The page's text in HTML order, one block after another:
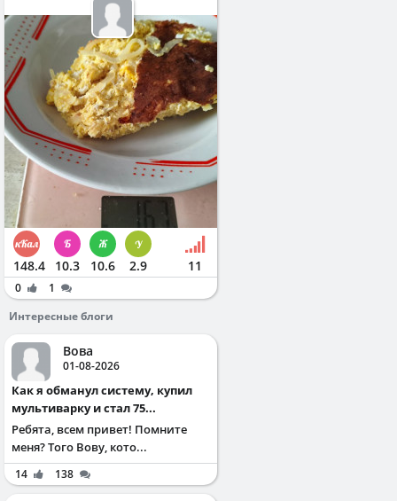
148.4 10.3 10.6 2.9 11
0
1
Интересные блоги
Вова
01-08-2026
Как я обманул систему, купил
мультиварку и стал 75...
Ребята, всем привет! Помните
меня? Того Вову, кото...
14 138